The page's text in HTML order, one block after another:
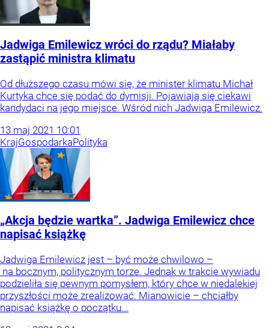
Jadwiga Emilewicz wróci do rządu? Miałaby
zastąpić ministra klimatu
Od dłuższego czasu mówi się, że minister klimatu Michał
Kurtyka chce się podać do dymisji. Pojawiają się ciekawi
kandydaci na jego miejsce. Wśród nich Jadwiga Emilewicz.
13 maj 2021 10:01
KrajGospodarkaPolityka
„Akcja będzie wartka”. Jadwiga Emilewicz chce
napisać książkę
Jadwiga Emilewicz jest – być może chwilowo –
na bocznym, politycznym torze. Jednak w trakcie wywiadu
podzieliła się pewnym pomysłem, który chce w niedalekiej
przyszłości może zrealizować. Mianowicie – chciałby
napisać książkę o początku...